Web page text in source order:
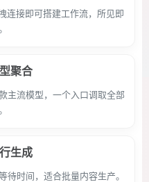
连接即可搭建工作流，所见即
聚合
主流模型，一个入口调取全部
生成
待时间，适合批量内容生产。